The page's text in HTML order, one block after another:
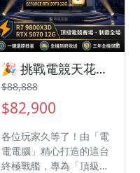
Core i7-8700 處理器，搭
配全新技嘉RTX5060 8G
顯示卡，為您提供無與倫
比的遊戲體驗，助您戰無
不勝。
🎉 挑戰電競天花板！電電電腦 R7 9800X3D + RTX 5070 極致無卡分期，日付只要 $115 起！
$88,888
$82,900
各位玩家久等了！由「電
電電腦」精心打造的這台
終極戰艦，專為「頂級電